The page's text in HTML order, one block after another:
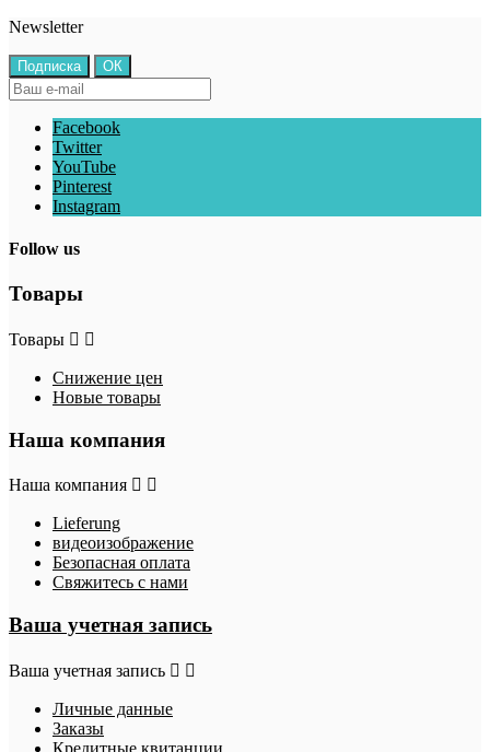
Newsletter
Facebook
Twitter
YouTube
Pinterest
Instagram
Follow us
Товары
Товары  
Снижение цен
Новые товары
Наша компания
Наша компания  
Lieferung
видеоизображение
Безопасная оплата
Свяжитесь с нами
Ваша учетная запись
Ваша учетная запись  
Личные данные
Заказы
Кредитные квитанции